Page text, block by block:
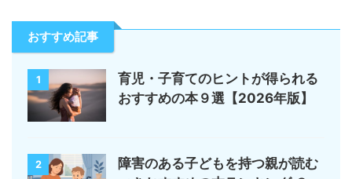
おすすめ記事
1
育児・子育てのヒントが得られる
おすすめの本９選【2026年版】
2
障害のある子どもを持つ親が読む